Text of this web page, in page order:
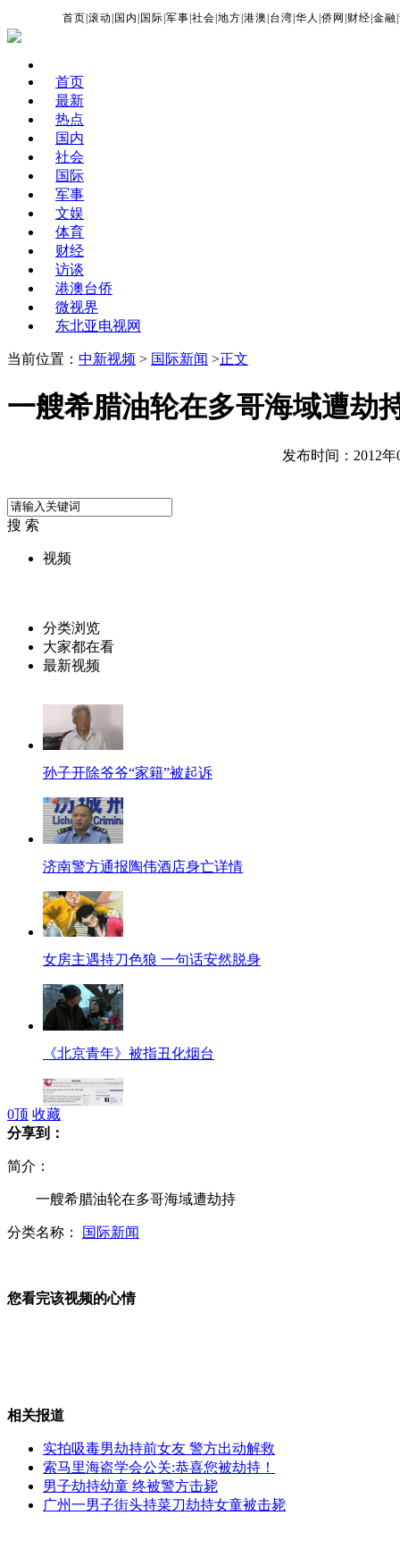
首页 |滚动 国内 国际 |军事 |社会 |地方 |港澳 台湾 |华人 |侨网 财经 |金融 |
首页
最新
热点
国内
社会
国际
军事
文娱
体育
财经
访谈
港澳台侨
微视界
东北亚电视网
当前位置： 中新视频 > 国际新闻 >正文
一艘希腊油轮在多哥海域遭劫
发布时间：2012年
搜 索
视频
分类浏览
大家都在看
最新视频
孙子开除爷爷“家籍”被起诉
济南警方通报陶伟酒店身亡详情
女房主遇持刀色狼 一句话安然脱身
《北京青年》被指丑化烟台
监拍孕妇伸贼手 老公打掩护
街头冒出耍猴 磕头作揖组团要钱
0顶 收藏
分享到：
简介：
一艘希腊油轮在多哥海域遭劫持
分类名称： 国际新闻
您看完该视频的心情
相关报道
实拍吸毒男劫持前女友 警方出动解救
索马里海盗学会公关:恭喜您被劫持！
男子劫持幼童 终被警方击毙
广州一男子街头持菜刀劫持女童被击毙